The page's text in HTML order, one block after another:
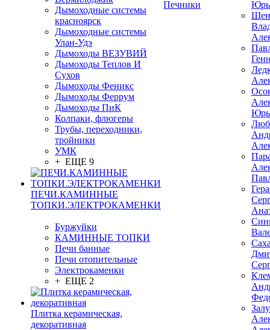
Дымоходные системы
красноярск
Дымоходные системы
Улан-Удэ
Дымоходы ВЕЗУВИЙ
Дымоходы Теплов И
Сухов
Дымоходы Феникс
Дымоходы Феррум
Дымоходы ПиК
Колпаки, флюгеры
Трубы, переходники,
тройники
УМК
+ ЕЩЕ 9
ПЕЧИ.КАМИННЫЕ
ТОПКИ.ЭЛЕКТРОКАМЕНКИ
Буржуйки
КАМИННЫЕ ТОПКИ
Печи банные
Печи отопительные
Электрокаменки
+ ЕЩЕ 2
Плитка керамическая,
декоративная
Печники